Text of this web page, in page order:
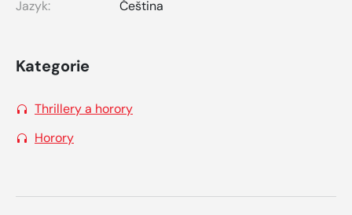
Jazyk:
Čeština
Kategorie
Thrillery a horory
Horory